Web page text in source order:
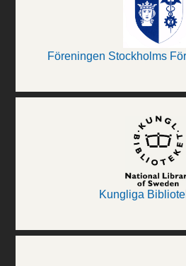
Föreningen Stockholms
Kungliga